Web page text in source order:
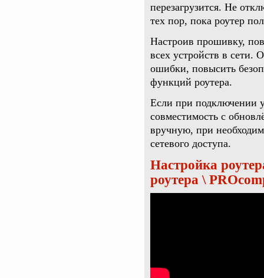
перезагрузится. Не
тех пор, пока роутер
Настроив прошивку,
всех устройств в сети.
ошибки, повысить
функций роутера.
Если при подключении
совместимость с
вручную, при
сетевого доступа.
Настройка
роутера \